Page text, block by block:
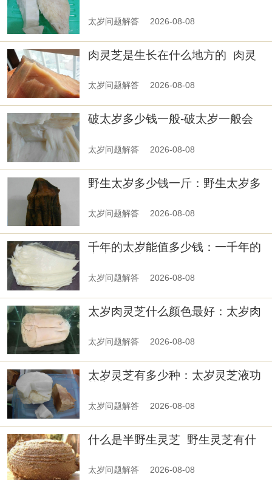
太岁问题解答 2026-08-08
肉灵芝是生长在什么地方的_肉灵
太岁问题解答 2026-08-08
破太岁多少钱一般-破太岁一般会
太岁问题解答 2026-08-08
野生太岁多少钱一斤：野生太岁多
太岁问题解答 2026-08-08
千年的太岁能值多少钱：一千年的
太岁问题解答 2026-08-08
太岁肉灵芝什么颜色最好：太岁肉
太岁问题解答 2026-08-08
太岁灵芝有多少种：太岁灵芝液功
太岁问题解答 2026-08-08
什么是半野生灵芝_野生灵芝有什
太岁问题解答 2026-08-08